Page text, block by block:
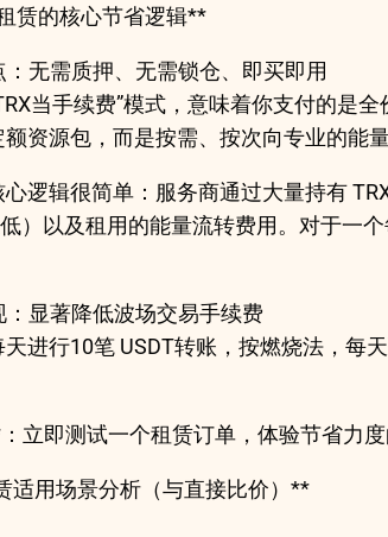
赁的核心节省逻辑**
无需质押、无需锁仓、即买即用
当手续费”模式，意味着你支付的是
资源包，而是按需、按次向专业的能
逻辑很简单：服务商通过大量持有
）以及租用的能量流转费用。对于一
显著降低波场交易手续费
进行10笔 USDT转账，按燃烧法，每
立即测试一个租赁订单，体验节省力
适用场景分析（与直接比价）**